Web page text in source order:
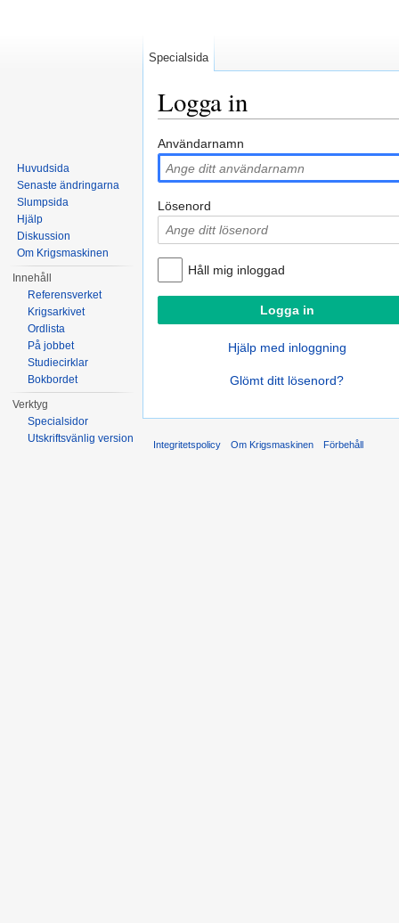
Logga in
Användarnamn
Lösenord
Håll mig inloggad
Hjälp med inloggning
Glömt ditt lösenord?
Specialsida
Huvudsida
Senaste ändringarna
Slumpsida
Hjälp
Diskussion
Om Krigsmaskinen
Innehåll
Referensverket
Krigsarkivet
Ordlista
På jobbet
Studiecirklar
Bokbordet
Verktyg
Specialsidor
Utskriftsvänlig version
Integritetspolicy Om Krigsmaskinen Förbehåll